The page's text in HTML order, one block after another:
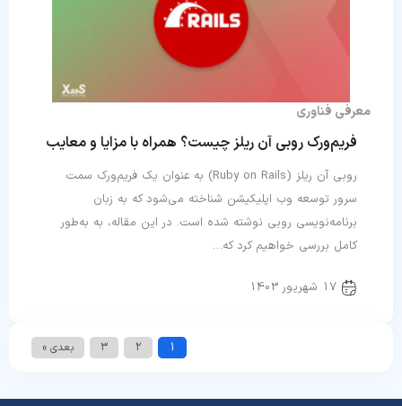
فریم‌ورک روبی آن ریلز چیست؟ همراه با مزایا و معایب
روبی آن ریلز (Ruby on Rails) به عنوان یک فریم‌ورک سمت
سرور توسعه وب اپلیکیشن شناخته می‌شود که به زبان
برنامه‌نویسی روبی نوشته شده است. در این مقاله، به به‌طور
کامل بررسی خواهیم کرد که…
معرفی فناوری
17 شهریور 1403
1
2
3 بعدی »